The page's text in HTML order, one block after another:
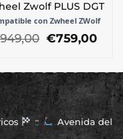
Zwolf PLUS DGT
con Zwheel ZWolf
949,00 El
era:
€949,00.
€759,00
es:
Avenida del